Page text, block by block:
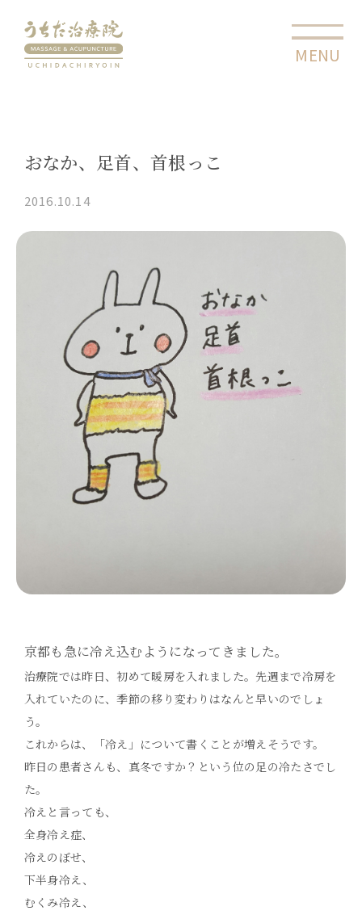
MENU
おなか、足首、首根っこ
2016.10.14
京都も急に冷え込むようになってきました。
治療院では昨日、初めて暖房を入れました。先週まで冷房を
入れていたのに、季節の移り変わりはなんと早いのでしょ
う。
これからは、「冷え」について書くことが増えそうです。
昨日の患者さんも、真冬ですか？という位の足の冷たさでし
た。
冷えと言っても、
全身冷え症、
冷えのぼせ、
下半身冷え、
むくみ冷え、